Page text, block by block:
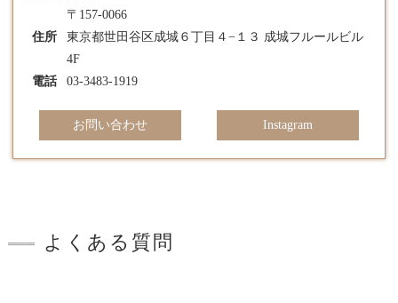
住所
〒157-0066
東京都世田谷区成城６丁目４−１３ 成城フルールビル
4F
電話
03-3483-1919
お問い合わせ Instagram
よくある質問